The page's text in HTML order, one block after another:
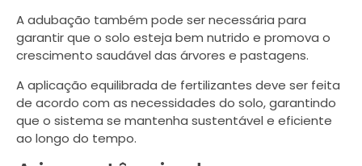
A adubação também pode ser necessária para
garantir que o solo esteja bem nutrido e promova o
crescimento saudável das árvores e pastagens.
A aplicação equilibrada de fertilizantes deve ser feita
de acordo com as necessidades do solo, garantindo
que o sistema se mantenha sustentável e eficiente
ao longo do tempo.